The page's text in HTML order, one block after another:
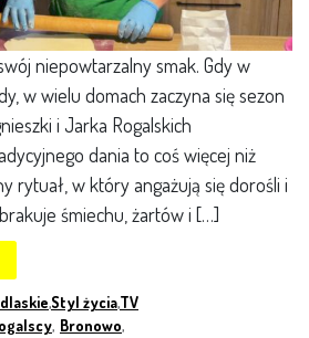
niepowtarzalny smak. Gdy w
w wielu domach zaczyna się sezon
i Jarka Rogalskich
dania to coś więcej niż
rytuał, w który angażują się dorośli i
śmiechu, żartów i […]
,Styl życia,TV
, Bronowo,